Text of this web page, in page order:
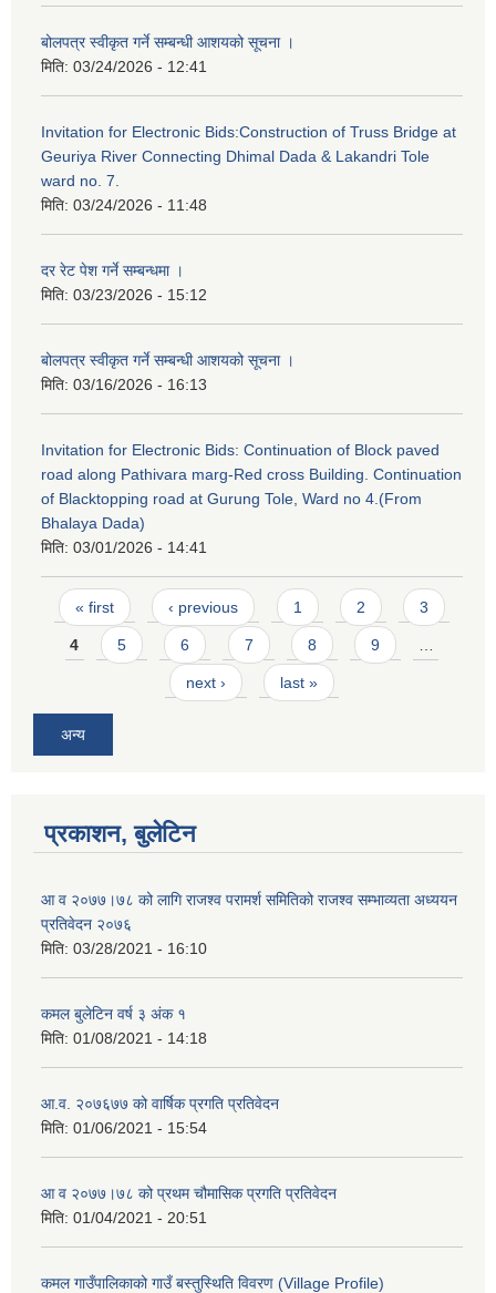
बोलपत्र स्वीकृत गर्ने सम्बन्धी आशयको सूचना ।
मिति: 03/24/2026 - 12:41
Invitation for Electronic Bids:Construction of Truss Bridge at
Geuriya River Connecting Dhimal Dada & Lakandri Tole
ward no. 7.
मिति: 03/24/2026 - 11:48
दर रेट पेश गर्ने सम्बन्धमा ।
मिति: 03/23/2026 - 15:12
बोलपत्र स्वीकृत गर्ने सम्बन्धी आशयको सूचना ।
मिति: 03/16/2026 - 16:13
Invitation for Electronic Bids: Continuation of Block paved
road along Pathivara marg-Red cross Building. Continuation
of Blacktopping road at Gurung Tole, Ward no 4.(From
Bhalaya Dada)
मिति: 03/01/2026 - 14:41
Pages
« first ‹ previous 1 2 3
4 5 6 7 8 9 …
next › last »
अन्य
प्रकाशन, बुलेटिन
आ व २०७७।७८ को लागि राजश्व परामर्श समितिको राजश्व सम्भाव्यता अध्ययन
प्रतिवेदन २०७६
मिति: 03/28/2021 - 16:10
कमल बुलेटिन वर्ष ३ अंक १
मिति: 01/08/2021 - 14:18
आ.व. २०७६७७ को वार्षिक प्रगति प्रतिवेदन
मिति: 01/06/2021 - 15:54
आ व २०७७।७८ को प्रथम चौमासिक प्रगति प्रतिवेदन
मिति: 01/04/2021 - 20:51
कमल गाउँपालिकाको गाउँ बस्तुस्थिति विवरण (Village Profile)